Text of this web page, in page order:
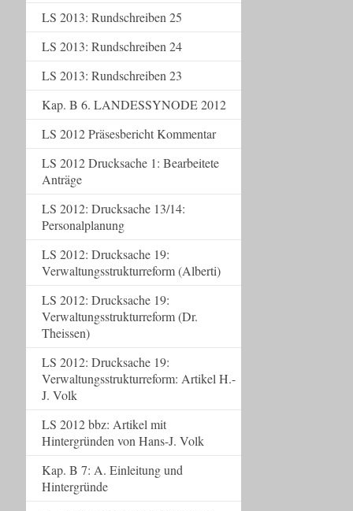
LS 2013: Rundschreiben 25
LS 2013: Rundschreiben 24
LS 2013: Rundschreiben 23
Kap. B 6. LANDESSYNODE 2012
LS 2012 Präsesbericht Kommentar
LS 2012 Drucksache 1: Bearbeitete
Anträge
LS 2012: Drucksache 13/14:
Personalplanung
LS 2012: Drucksache 19:
Verwaltungsstrukturreform (Alberti)
LS 2012: Drucksache 19:
Verwaltungsstrukturreform (Dr.
Theissen)
LS 2012: Drucksache 19:
Verwaltungsstrukturreform: Artikel H.-
J. Volk
LS 2012 bbz: Artikel mit
Hintergründen von Hans-J. Volk
Kap. B 7: A. Einleitung und
Hintergründe